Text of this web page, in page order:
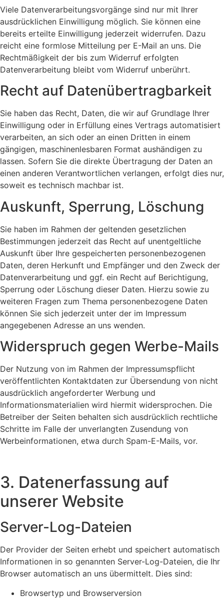
Viele Datenverarbeitungsvorgänge sind nur mit Ihrer
ausdrücklichen Einwilligung möglich. Sie können eine
bereits erteilte Einwilligung jederzeit widerrufen. Dazu
reicht eine formlose Mitteilung per E-Mail an uns. Die
Rechtmäßigkeit der bis zum Widerruf erfolgten
Datenverarbeitung bleibt vom Widerruf unberührt.
Recht auf Datenübertragbarkeit
Sie haben das Recht, Daten, die wir auf Grundlage Ihrer
Einwilligung oder in Erfüllung eines Vertrags automatisiert
verarbeiten, an sich oder an einen Dritten in einem
gängigen, maschinenlesbaren Format aushändigen zu
lassen. Sofern Sie die direkte Übertragung der Daten an
einen anderen Verantwortlichen verlangen, erfolgt dies nur,
soweit es technisch machbar ist.
Auskunft, Sperrung, Löschung
Sie haben im Rahmen der geltenden gesetzlichen
Bestimmungen jederzeit das Recht auf unentgeltliche
Auskunft über Ihre gespeicherten personenbezogenen
Daten, deren Herkunft und Empfänger und den Zweck der
Datenverarbeitung und ggf. ein Recht auf Berichtigung,
Sperrung oder Löschung dieser Daten. Hierzu sowie zu
weiteren Fragen zum Thema personenbezogene Daten
können Sie sich jederzeit unter der im Impressum
angegebenen Adresse an uns wenden.
Widerspruch gegen Werbe-Mails
Der Nutzung von im Rahmen der Impressumspflicht
veröffentlichten Kontaktdaten zur Übersendung von nicht
ausdrücklich angeforderter Werbung und
Informationsmaterialien wird hiermit widersprochen. Die
Betreiber der Seiten behalten sich ausdrücklich rechtliche
Schritte im Falle der unverlangten Zusendung von
Werbeinformationen, etwa durch Spam-E-Mails, vor.
3. Datenerfassung auf
unserer Website
Server-Log-Dateien
Der Provider der Seiten erhebt und speichert automatisch
Informationen in so genannten Server-Log-Dateien, die Ihr
Browser automatisch an uns übermittelt. Dies sind:
Browsertyp und Browserversion